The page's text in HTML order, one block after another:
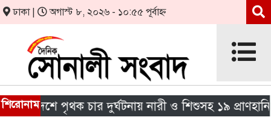
ঢাকা | অগাস্ট ৮, ২০২৬ - ১০:৫৫ পূর্বাহ্ন
শিরোনাম
দেশে পৃথক চার দুর্ঘটনায় নারী ও শিশুসহ ১৯ প্রাণহানি